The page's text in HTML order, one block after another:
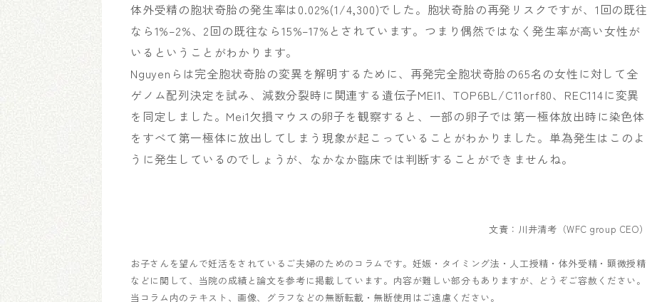
体外受精の胞状奇胎の発生率は0.02%(1/4,300)でした。胞状奇胎の再発リスクですが、1回の既往
なら1%–2%、2回の既往なら15%–17%とされています。つまり偶然ではなく発生率が高い女性が
いるということがわかります。
Nguyenらは完全胞状奇胎の変異を解明するために、再発完全胞状奇胎の65名の女性に対して全
ゲノム配列決定を試み、減数分裂時に関連する遺伝子MEI1、TOP6BL/C11orf80、REC114に変異
を同定しました。Mei1欠損マウスの卵子を観察すると、一部の卵子では第一極体放出時に染色体
をすべて第一極体に放出してしまう現象が起こっていることがわかりました。単為発生はこのよ
うに発生しているのでしょうが、なかなか臨床では判断することができませんね。
文責：川井清考（WFC group CEO）
お子さんを望んで妊活をされているご夫婦のためのコラムです。妊娠・タイミング法・人工授精・体外受精・顕微授精
などに関して、当院の成績と論文を参考に掲載しています。内容が難しい部分もありますが、どうぞご容赦ください。
当コラム内のテキスト、画像、グラフなどの無断転載・無断使用はご遠慮ください。